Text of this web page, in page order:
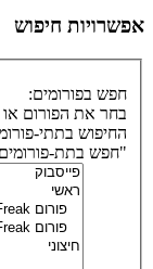
אפשרויות חיפוש
חפש בפורומים:
בחר את הפורום
החיפוש בתתי-
"חפש בתת-